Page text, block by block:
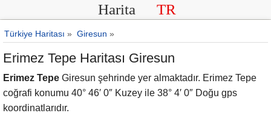
Harita TR
Türkiye Haritası » Giresun »
Erimez Tepe Haritası Giresun
Erimez Tepe Giresun şehrinde yer almaktadır. Erimez Tepe
coğrafi konumu 40° 46′ 0″ Kuzey ile 38° 4′ 0″ Doğu gps
koordinatlarıdır.